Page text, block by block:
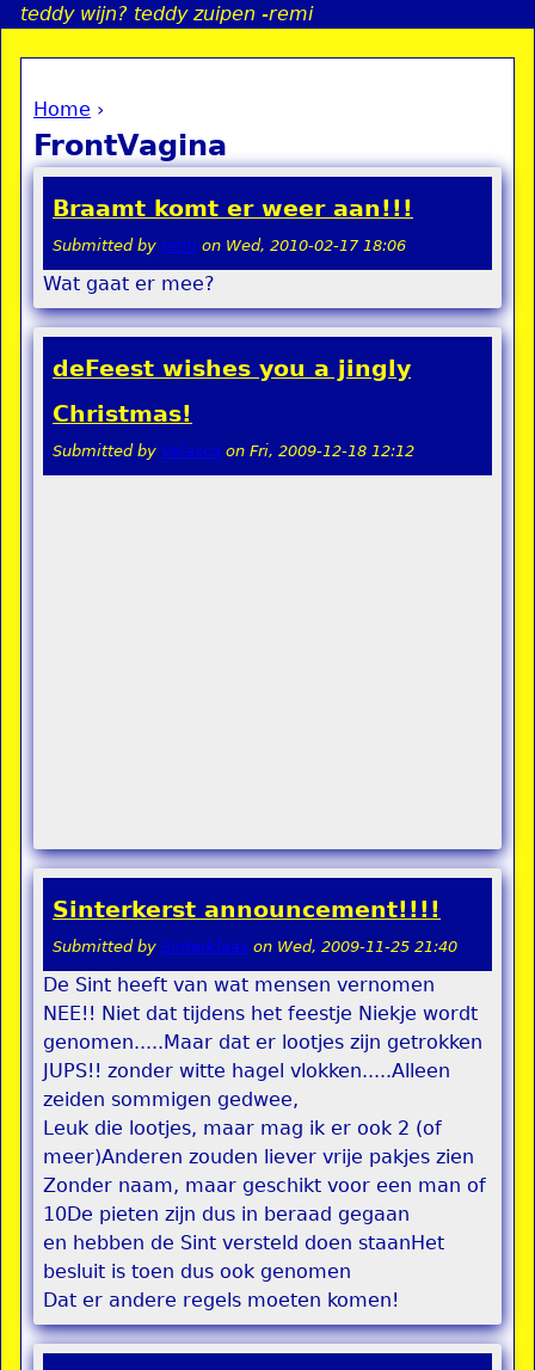
Jump to navigation
teddy wijn? teddy zuipen -remi
You are here
Home ›
FrontVagina
Braamt komt er weer aan!!!
Submitted by remi on Wed, 2010-02-17 18:06
Wat gaat er mee?
deFeest wishes you a jingly
Christmas!
Submitted by Velasca on Fri, 2009-12-18 12:12
Sinterkerst announcement!!!!
Submitted by Sinterklaas on Wed, 2009-11-25 21:40
De Sint heeft van wat mensen vernomen
NEE!! Niet dat tijdens het feestje Niekje wordt
genomen.....Maar dat er lootjes zijn getrokken
JUPS!! zonder witte hagel vlokken.....Alleen
zeiden sommigen gedwee,
Leuk die lootjes, maar mag ik er ook 2 (of
meer)Anderen zouden liever vrije pakjes zien
Zonder naam, maar geschikt voor een man of
10De pieten zijn dus in beraad gegaan
en hebben de Sint versteld doen staanHet
besluit is toen dus ook genomen
Dat er andere regels moeten komen!